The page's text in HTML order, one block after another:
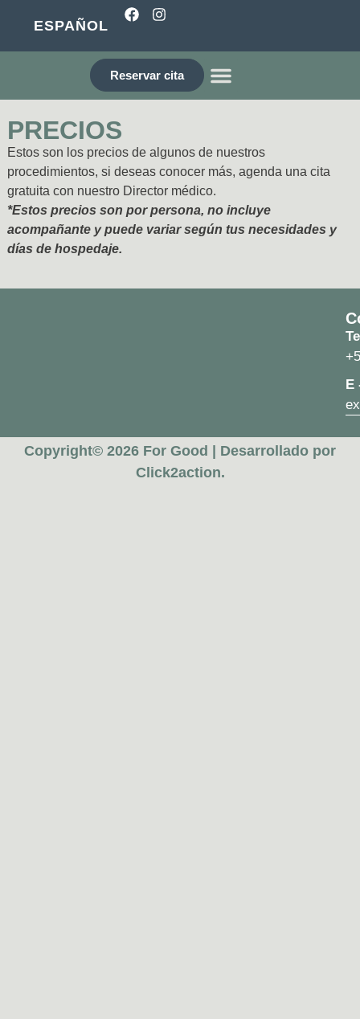
ESPAÑOL
Reservar cita
PRECIOS
Estos son los precios de algunos de nuestros
procedimientos, si deseas conocer más, agenda una cita
gratuita con nuestro Director médico.
*Estos precios son por persona, no incluye
acompañante y puede variar según tus necesidades y
días de hospedaje.
E
Copyright© 2026 For Good | Desarrollado por
Click2action.